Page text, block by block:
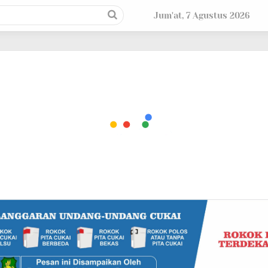
Jum'at, 7 Agustus 2026